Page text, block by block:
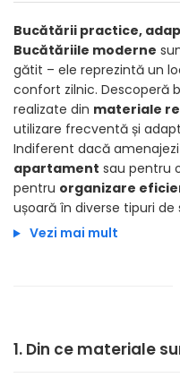
Bucătării practice,
Bucătăriile moderne
gătit – ele reprezintă un
confort zilnic. Descoperă
realizate din materiale
utilizare frecventă și
Indiferent dacă
apartament sau pentru
pentru organizare
ușoară în diverse tipuri de
Vezi mai mult
1. Din ce materiale